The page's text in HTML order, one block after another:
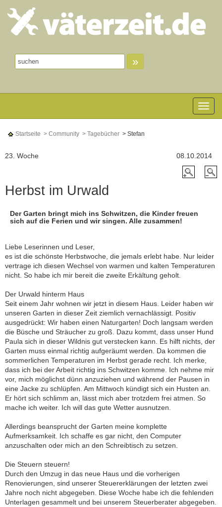
»
Toggle
Startseite > Community > Tagebücher > Stefan
08.10.2014
23. Woche
Herbst im Urwald
Der Garten bringt mich ins Schwitzen, die Kinder freuen
sich auf die Ferien und wir singen. Alle zusammen!
Liebe Leserinnen und Leser,
es ist die schönste Herbstwoche, die jemals erlebt habe. Nur leider
vertrage ich diesen Wechsel von warmen und kalten Temperaturen
nicht. So habe ich mir bereit die zweite Erkältung geholt.
Der Urwald hinterm Haus
Seit einem Jahr wohnen wir jetzt in diesem Haus. Leider haben wir
unseren Garten in dieser Zeit ziemlich vernachlässigt. Positiv
ausgedrückt: Wir haben einen Naturgarten! Doch langsam werden
die Büsche und Sträucher zu groß. Dazu kommt, dass unser Hund
Paula sich in dieser Wildnis gut verstecken kann. Es hilft nichts, der
Garten muss einmal richtig aufgeräumt werden. Da kommen die
sommerlichen Temperaturen im Herbst gerade recht. Ich merke,
dass ich bei der Arbeit richtig ins Schwitzen komme. Ich nehme mir
vor, mich möglichst dünn anzuziehen und während der Pausen in
eine Jacke zu schlüpfen. Am Mittwoch kündigt sich ein Husten an.
Er hört sich schlimm an, lässt mich aber trotzdem frei atmen. So
mache ich weiter. Ich will das gute Wetter ausnutzen.
Allerdings beansprucht der Garten meine komplette
Aufmerksamkeit. Ich schaffe es gar nicht, den Computer
anzuschalten oder mich an den Schreibtisch zu setzen.
Die Steuern steuern!
Durch den Umzug in das neue Haus und die vorherigen
Renovierungen, sind unserer Steuererklärungen der letzten zwei
Jahre noch nicht abgegeben. Diese Woche habe ich die fehlenden
Unterlagen gesammelt und bei unserem Steuerberater abgegeben.